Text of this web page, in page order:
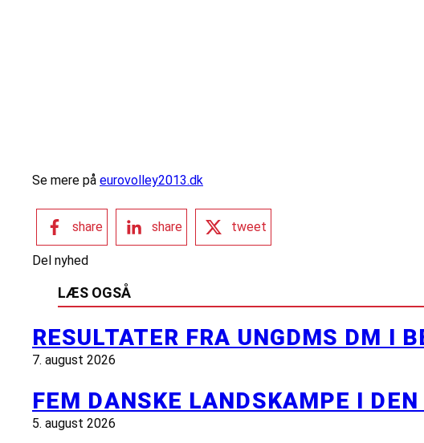
Se mere på eurovolley2013.dk
share share tweet
Del nyhed
LÆS OGSÅ
RESULTATER FRA UNGDMS DM I
7. august 2026
FEM DANSKE LANDSKAMPE I DEN
5. august 2026